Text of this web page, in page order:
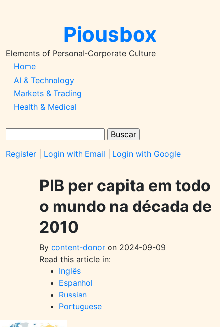
principal
Piousbox
Elements of Personal-Corporate Culture
Main
Navigation-
2026q1
Home
AI & Technology
Markets & Trading
Health & Medical
Register
Login with Email Login with Google
PIB per capita em todo
o mundo na década de
2010
By content-donor on 2024-09-09
Read this article in:
Inglês
Espanhol
Russian
Portuguese